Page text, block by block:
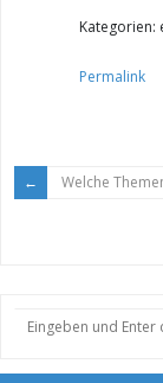
Kategorien:
Permalink
Welche